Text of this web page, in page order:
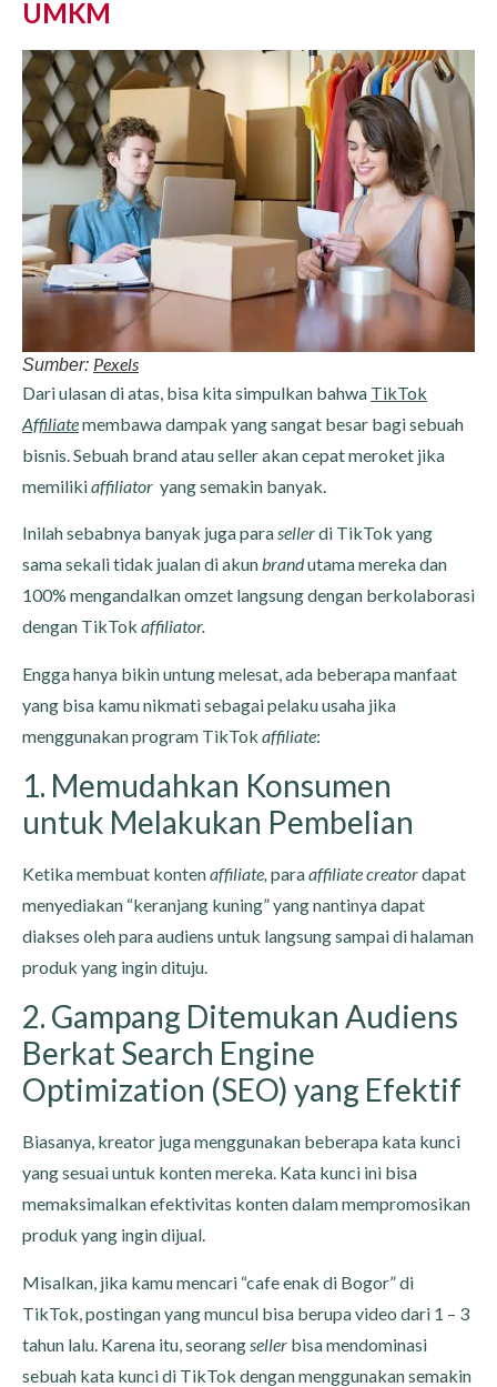
UMKM
Sumber: Pexels
Dari ulasan di atas, bisa kita simpulkan bahwa TikTok
Affiliatemembawa dampak yang sangat besar bagi sebuah
bisnis. Sebuah brand atau seller akan cepat meroket jika
memilikiaffiliator yang semakin banyak.
Inilah sebabnya banyak juga parasellerdi TikTok yang
sama sekali tidak jualan di akunbrandutama mereka dan
100% mengandalkan omzet langsung dengan berkolaborasi
dengan TikTok affiliator.
Engga hanya bikin untung melesat, ada beberapa manfaat
yang bisa kamu nikmati sebagai pelaku usaha jika
menggunakan program TikTok affiliate:
1. Memudahkan Konsumen
untuk Melakukan Pembelian
Ketika membuat kontenaffiliate, paraaffiliate creatordapat
menyediakan “keranjang kuning” yang nantinya dapat
diakses oleh para audiens untuk langsung sampai di halaman
produk yang ingin dituju.
2. Gampang Ditemukan Audiens
Berkat Search Engine
Optimization (SEO) yang Efektif
Biasanya, kreator juga menggunakan beberapa kata kunci
yang sesuai untuk konten mereka. Kata kunci ini bisa
memaksimalkan efektivitas konten dalam mempromosikan
produk yang ingin dijual.
Misalkan, jika kamu mencari “cafe enak di Bogor” di
TikTok, postingan yang muncul bisa berupa video dari 1 – 3
tahun lalu. Karena itu, seorangseller bisa mendominasi
sebuah kata kunci di TikTok dengan menggunakan semakin